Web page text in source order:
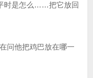
时是怎么……把它放回
问他把鸡巴放在哪一